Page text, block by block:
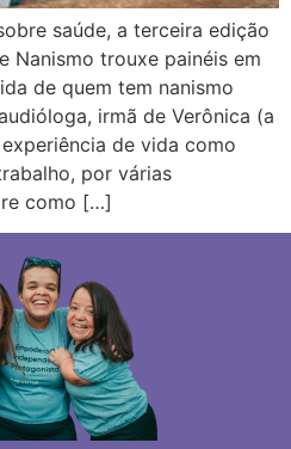
saúde, a terceira edição
Nanismo trouxe painéis em
de quem tem nanismo
irmã de Verônica (a
de vida como
por várias
como […]